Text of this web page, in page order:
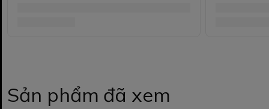
Sản phẩm đã xem